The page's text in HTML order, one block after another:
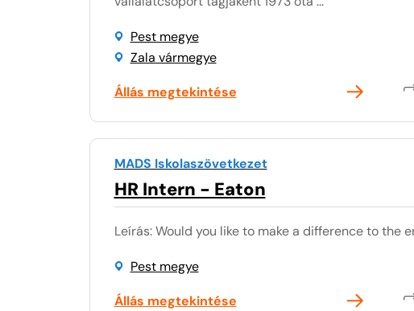
Pest megye
Zala vármegye
Állás megtekintése
MADS Iskolaszövetkezet
HR Intern - Eaton
Leírás: Would you like to make a difference to the
Pest megye
Állás megtekintése